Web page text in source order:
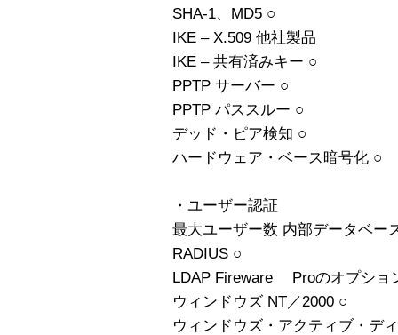
SHA-1、MD5 ○
IKE – X.509 他社製品
IKE – 共有済みキー ○
PPTP サーバー ○
PPTP パススルー ○
デッド・ピア検知 ○
ハードウェア・ベース暗号化 ○
・ユーザー認証
最大ユーザー数 内部データベー
RADIUS ○
LDAP Fireware Proのオプショ
ウィンドウズ NT／2000 ○
ウィンドウズ・アクティブ・